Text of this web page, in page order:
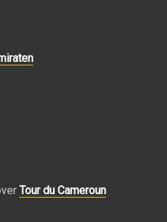
Tour du Cameroun